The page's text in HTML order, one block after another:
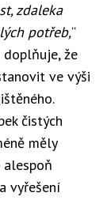
zdaleka
potřeb,“
že
ve výši
čistých
měly
vyřešení